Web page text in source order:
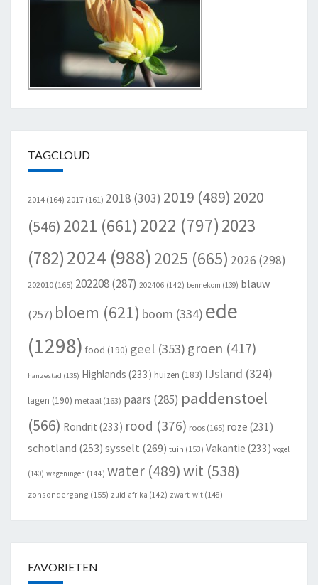
TAGCLOUD
2014 (164) 2017 (161) 2018 (303) 2019 (489) 2020
(546) 2021 (661) 2022 (797)2023
(782)2024 (988) 2025 (665) 2026 (298)
202010 (165) 202208(287) 202406 (142) bennekom (139) blauw
(257) bloem (621) boom (334) ede
(1298) food (190) geel (353) groen (417)
hanzestad (135) Highlands (233) huizen (183) IJsland (324)
lagen (190) metaal (163) paars (285) paddenstoel
(566) Rondrit (233) rood (376) roos (165) roze (231)
schotland (253) sysselt (269) tuin (153) Vakantie (233) vogel
(140) wageningen (144) water (489)wit (538)
zonsondergang (155) zuid-afrika (142) zwart-wit (148)
FAVORIETEN